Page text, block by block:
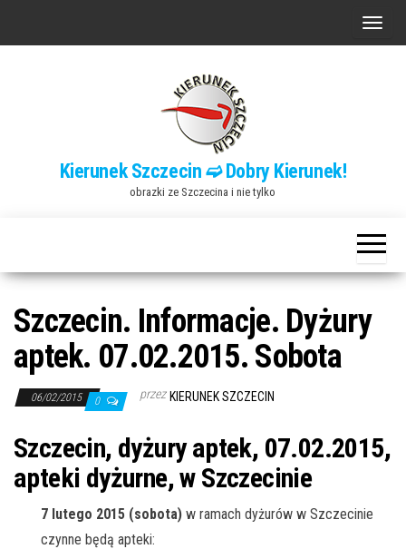
P
n
a
w
ę
Kierunek Szczecin ➫ Dobry Kierunek!
obrazki ze Szczecina i nie tylko
Szczecin. Informacje. Dyżury
aptek. 07.02.2015. Sobota
06/02/2015 0 przez KIERUNEK SZCZECIN
Szczecin, dyżury aptek, 07.02.2015,
apteki dyżurne, w Szczecinie
7 lutego 2015 (sobota) w ramach dyżurów w Szczecinie
czynne będą apteki: